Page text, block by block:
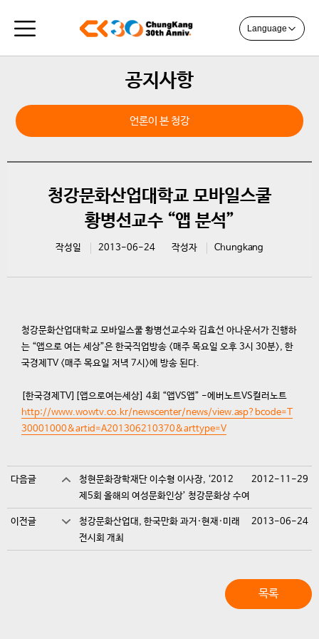
Language
공지사항
언론이 본 청강
청강문화산업대학교 모바일스쿨
황병선교수 “앱 분석”
작성일 2013-06-24 작성자 Chungkang
청강문화산업대학교 모바일스쿨 황병선교수와 김효선 아나운서가 진행하
는 “앱으로 여는 세상”은 한국직업방송 <매주 목요일 오후 3시 30분>, 한
국경제TV <매주 목요일 저녁 7시>에 방송 된다.
[한국경제TV][앱으로여는세상] 4회 “앱VS앱” -에버노트VS컬러노트
http://www.wowtv.co.kr/newscenter/news/view.asp?bcode=T
30001000&artid=A201306210370&arttype=V
다음글
청현문화장학재단 이수형 이사장, ‘2012
제5회 올해의 여성문화인상’ 청강문화상 수여
2012-11-29
이전글
청강문화산업대, 한국만화 과거·현재·미래
전시회 개최
2013-06-24
목록